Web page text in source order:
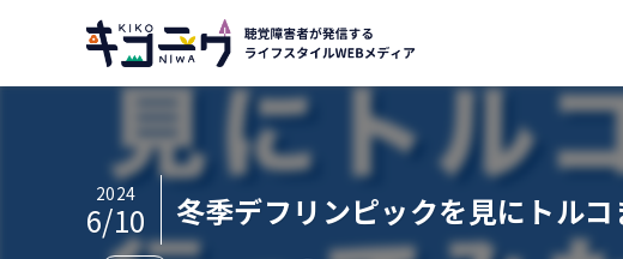
冬季デフリンピックを見にトル
2024
6/10